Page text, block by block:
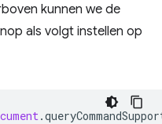
kunnen we de
als volgt instellen op
.